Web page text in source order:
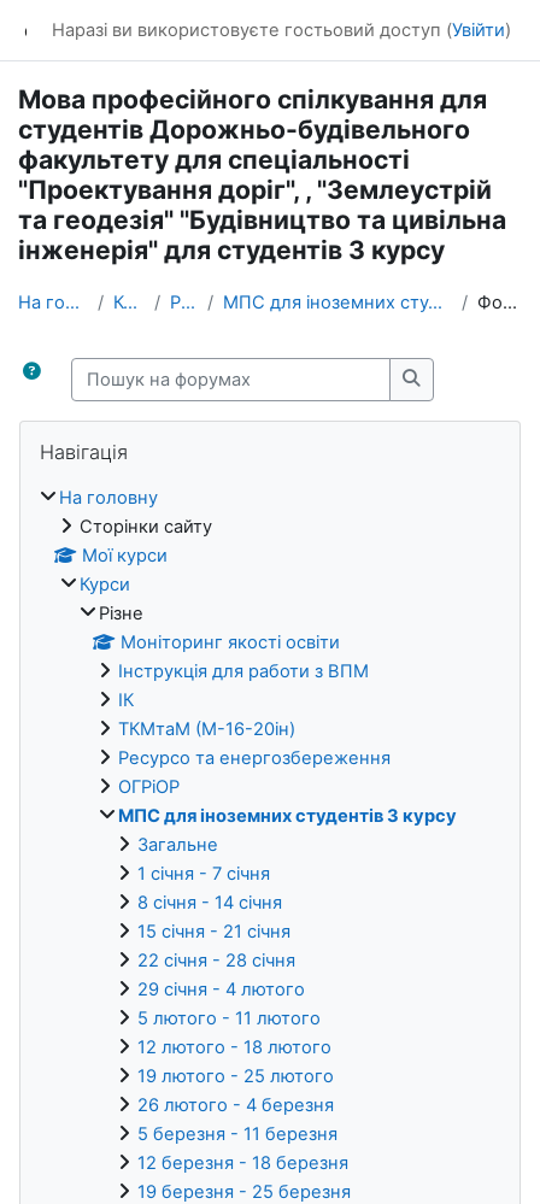
Наразі ви використовуєте гостьовий доступ (Увійти)
Мова професійного спілкування для
студентів Дорожньо-будівельного
факультету для спеціальності
"Проектування доріг", , "Землеустрій
та геодезія" "Будівництво та цивільна
інженерія" для студентів 3 курсу
На головну Курси Різне МПС для іноземних студентів 3 курсу Форуми
Пошук на форумах
Пошук на
Блоки
Навігація
На головну
Сторінки сайту
Мої курси
Курси
Різне
Моніторинг якості освіти
Інструкція для работи з ВПМ
ІК
ТКМтаМ (М-16-20ін)
Ресурсо та енергозбереження
ОГРіОР
МПС для іноземних студентів 3 курсу
Загальне
1 січня - 7 січня
8 січня - 14 січня
15 січня - 21 січня
22 січня - 28 січня
29 січня - 4 лютого
5 лютого - 11 лютого
12 лютого - 18 лютого
19 лютого - 25 лютого
26 лютого - 4 березня
5 березня - 11 березня
12 березня - 18 березня
19 березня - 25 березня